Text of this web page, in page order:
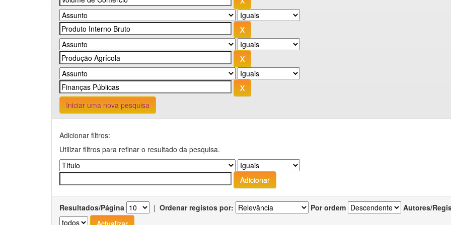
Iniciar uma nova pesquisa
Adicionar filtros:
Utilizar filtros para refinar o resultado da pesquisa.
Resultados/Página | Ordenar registos por: Por ordem Autores/